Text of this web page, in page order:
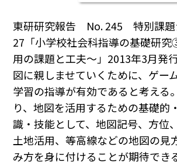
東研研究報告 No. 245 特別課題
27「小学校社会科指導の基礎研
用の課題と工夫～」2013年3月発
図に親しませていくために、ゲー
学習の指導が有効であると考える
り、地図を活用するための基礎的
識・技能として、地図記号、方位
土地活用、等高線などの地図の見
み方を身に付けることが期待でき